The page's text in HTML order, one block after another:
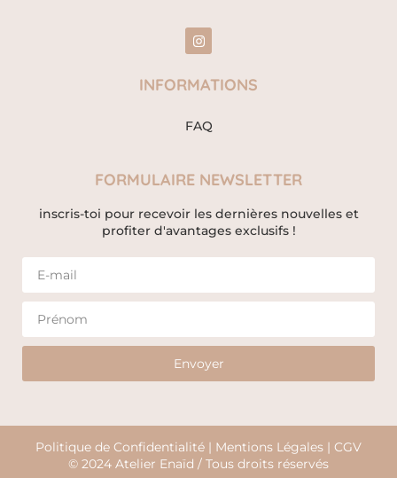
INFORMATIONS
FAQ
FORMULAIRE NEWSLETTER
inscris-toi pour recevoir les dernières nouvelles et
profiter d'avantages exclusifs !
Envoyer
Politique de Confidentialité| Mentions Légales| CGV
© 2024 Atelier Enaïd / Tous droits réservés